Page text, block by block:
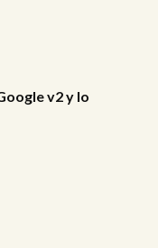
v2 y lo